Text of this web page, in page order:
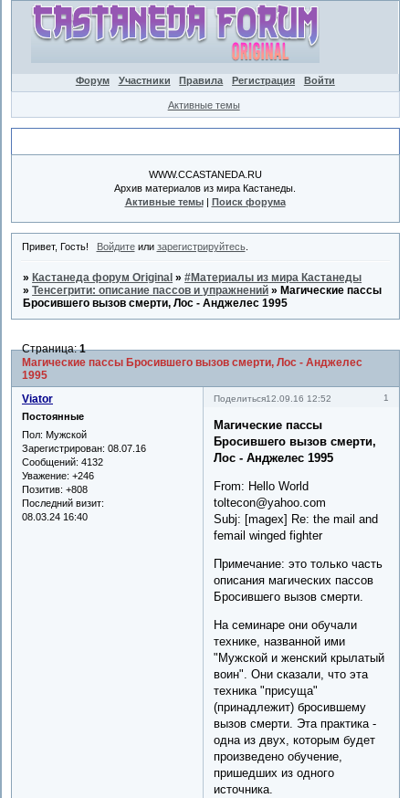
Форум Участники Правила Регистрация Войти
Активные темы
WWW.CCASTANEDA.RU
Архив материалов из мира Кастанеды.
Активные темы| Поиск форума
Привет, Гость! Войдитеили зарегистрируйтесь.
» Кастанеда форум Original »#Материалы из мира Кастанеды
»Тенсегрити: описание пассов и упражнений » Магические пассы
Бросившего вызов смерти, Лос - Анджелес 1995
Магические пассы Бросившего вызов смерти, Лос - Анджелес
1995
Страница:1
Поделиться 1
12.09.16 12:52
Viator
Постоянные
Пол: Мужской
Зарегистрирован: 08.07.16
Сообщений: 4132
Уважение: +246
Позитив: +808
Последний визит:
08.03.24 16:40
Магические пассы
Бросившего вызов смерти,
Лос - Анджелес 1995
From: Hello World
toltecon@yahoo.com
Subj: [magex] Re: the mail and
femail winged fighter
Примечание: это только часть
описания магических пассов
Бросившего вызов смерти.
На семинаре они обучали
технике, названной ими
"Мужской и женский крылатый
воин". Они сказали, что эта
техника "присуща"
(принадлежит) бросившему
вызов смерти. Эта практика -
одна из двух, которым будет
произведено обучение,
пришедших из одного
источника.